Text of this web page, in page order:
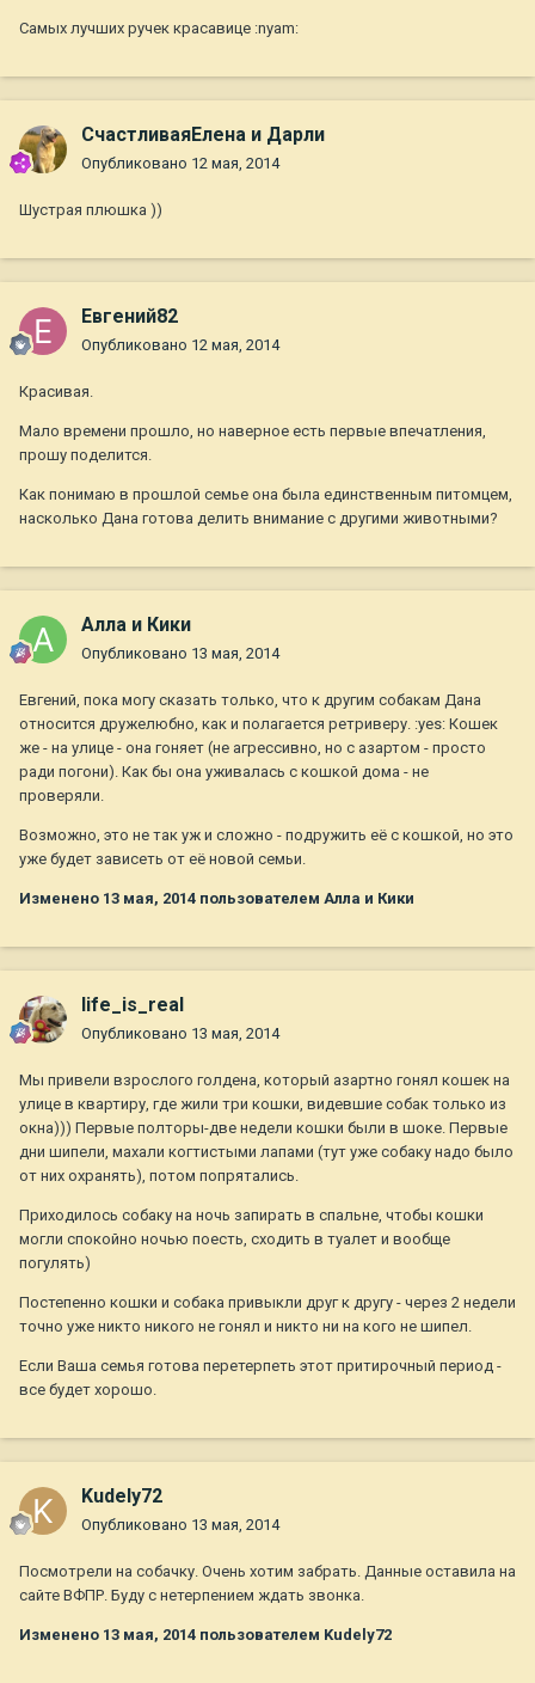
Самых лучших ручек красавице :nyam:
СчастливаяЕлена и Дарли
Опубликовано 12 мая, 2014
Шустрая плюшка ))
Евгений82
Опубликовано 12 мая, 2014
Красивая.
Мало времени прошло, но наверное есть первые впечатления,
прошу поделится.
Как понимаю в прошлой семье она была единственным питомцем,
насколько Дана готова делить внимание с другими животными?
Алла и Кики
Опубликовано 13 мая, 2014
Евгений, пока могу сказать только, что к другим собакам Дана
относится дружелюбно, как и полагается ретриверу. :yes: Кошек
же - на улице - она гоняет (не агрессивно, но с азартом - просто
ради погони). Как бы она уживалась с кошкой дома - не
проверяли.
Возможно, это не так уж и сложно - подружить её с кошкой, но это
уже будет зависеть от её новой семьи.
Изменено 13 мая, 2014 пользователем Алла и Кики
life_is_real
Опубликовано 13 мая, 2014
Мы привели взрослого голдена, который азартно гонял кошек на
улице в квартиру, где жили три кошки, видевшие собак только из
окна))) Первые полторы-две недели кошки были в шоке. Первые
дни шипели, махали когтистыми лапами (тут уже собаку надо было
от них охранять), потом попрятались.
Приходилось собаку на ночь запирать в спальне, чтобы кошки
могли спокойно ночью поесть, сходить в туалет и вообще
погулять)
Постепенно кошки и собака привыкли друг к другу - через 2 недели
точно уже никто никого не гонял и никто ни на кого не шипел.
Если Ваша семья готова перетерпеть этот притирочный период -
все будет хорошо.
Kudely72
Опубликовано 13 мая, 2014
Посмотрели на собачку. Очень хотим забрать. Данные оставила на
сайте ВФПР. Буду с нетерпением ждать звонка.
Изменено 13 мая, 2014 пользователем Kudely72